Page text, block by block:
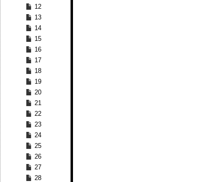
12
13
14
15
16
17
18
19
20
21
22
23
24
25
26
27
28